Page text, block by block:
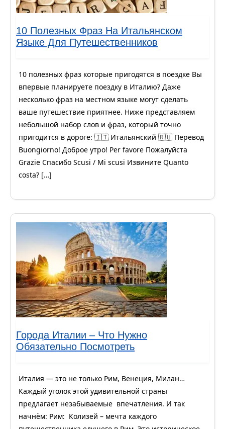
10 Полезных Фраз На Итальянском
Языке Для Путешественников
10 полезных фраз которые пригодятся в поездке Вы
впервые планируете поездку в Италию? Даже
несколько фраз на местном языке могут сделать
ваше путешествие приятнее. Ниже представляем
небольшой набор слов и фраз, который точно
пригодится в дороге: 🇮🇹 Итальянский 🇷🇺 Перевод
Buongiorno! Доброе утро! Per favore Пожалуйста
Grazie Спасибо Scusi / Mi scusi Извините Quanto
costa? […]
Города Италии – Что Нужно
Обязательно Посмотреть
Италия — это не только Рим, Венеция, Милан…
Каждый уголок этой удивительной страны
предлагает незабываемые впечатления. И так
начнём: Рим: Колизей – мечта каждого